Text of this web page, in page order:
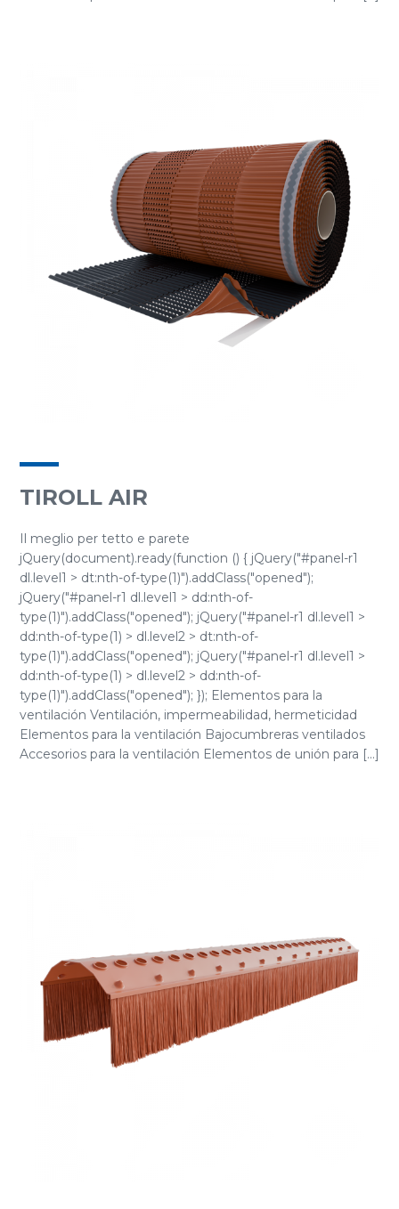
TIROLL AIR
Il meglio per tetto e parete
jQuery(document).ready(function () { jQuery("#panel-r1
dl.level1 > dt:nth-of-type(1)").addClass("opened");
jQuery("#panel-r1 dl.level1 > dd:nth-of-
type(1)").addClass("opened"); jQuery("#panel-r1 dl.level1 >
dd:nth-of-type(1) > dl.level2 > dt:nth-of-
type(1)").addClass("opened"); jQuery("#panel-r1 dl.level1 >
dd:nth-of-type(1) > dl.level2 > dd:nth-of-
type(1)").addClass("opened"); }); Elementos para la
ventilación Ventilación, impermeabilidad, hermeticidad
Elementos para la ventilación Bajocumbreras ventilados
Accesorios para la ventilación Elementos de unión para [...]